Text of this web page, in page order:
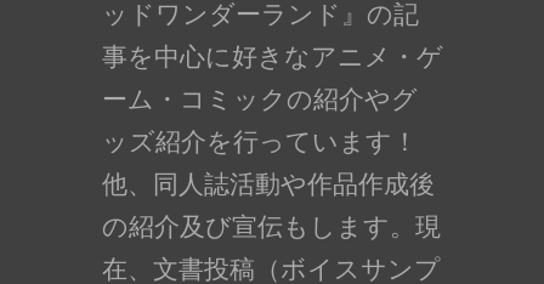
ッドワンダーランド』の記
事を中心に好きなアニメ・ゲ
ーム・コミックの紹介やグ
ッズ紹介を行っています！
他、同人誌活動や作品作成後
の紹介及び宣伝もします。現
在、文書投稿（ボイスサンプ